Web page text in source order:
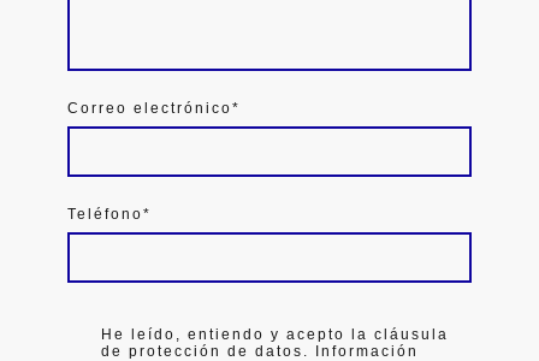
Correo electrónico*
Teléfono*
He leído, entiendo y acepto la cláusula
de protección de datos. Información